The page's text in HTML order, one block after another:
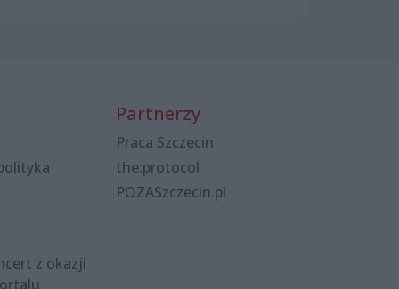
z okazji
Partnerzy
Praca Szczecin
the:protocol
POZASzczecin.pl